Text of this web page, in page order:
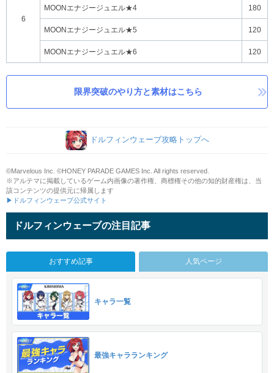
6
MOONエナジージュエル★4 180
MOONエナジージュエル★5 120
MOONエナジージュエル★6 120
限界突破のやり方と素材はこちら
ドルフィンウェーブ攻略トップへ
©Marvelous Inc. ©HONEY PARADE GAMES Inc. All rights reserved.
※アルテマに掲載しているゲーム内画像の著作権、商標権その他の知的財産権は、当
該コンテンツの提供元に帰属します
▶ドルフィンウェーブ公式サイト
ドルフィンウェーブの注目記事
おすすめ記事 人気ページ
キャラ一覧
最強キャラランキング